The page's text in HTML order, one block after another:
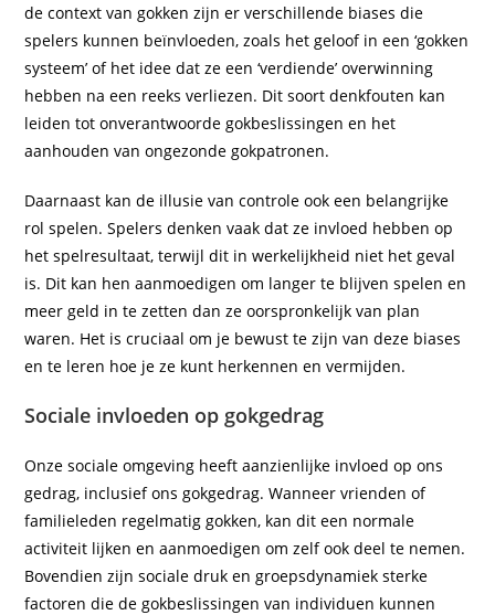
de context van gokken zijn er verschillende biases die
spelers kunnen beïnvloeden, zoals het geloof in een ‘gokken
systeem’ of het idee dat ze een ‘verdiende’ overwinning
hebben na een reeks verliezen. Dit soort denkfouten kan
leiden tot onverantwoorde gokbeslissingen en het
aanhouden van ongezonde gokpatronen.
Daarnaast kan de illusie van controle ook een belangrijke
rol spelen. Spelers denken vaak dat ze invloed hebben op
het spelresultaat, terwijl dit in werkelijkheid niet het geval
is. Dit kan hen aanmoedigen om langer te blijven spelen en
meer geld in te zetten dan ze oorspronkelijk van plan
waren. Het is cruciaal om je bewust te zijn van deze biases
en te leren hoe je ze kunt herkennen en vermijden.
Sociale invloeden op gokgedrag
Onze sociale omgeving heeft aanzienlijke invloed op ons
gedrag, inclusief ons gokgedrag. Wanneer vrienden of
familieleden regelmatig gokken, kan dit een normale
activiteit lijken en aanmoedigen om zelf ook deel te nemen.
Bovendien zijn sociale druk en groepsdynamiek sterke
factoren die de gokbeslissingen van individuen kunnen